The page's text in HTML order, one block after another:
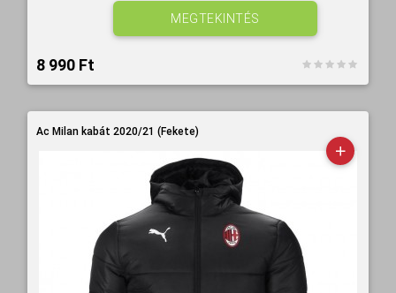
8 990 Ft‎
MEGTEKINTÉS
Ac Milan kabát 2020/21 (Fekete)